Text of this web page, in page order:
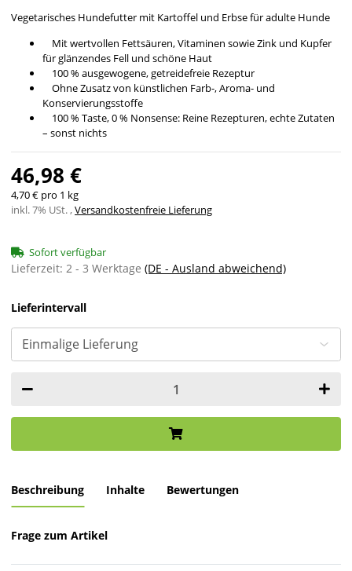
Vegetarisches Hundefutter mit Kartoffel und Erbse für adulte Hunde
Mit wertvollen Fettsäuren, Vitaminen sowie Zink und Kupfer
für glänzendes Fell und schöne Haut
100 % ausgewogene, getreidefreie Rezeptur
Ohne Zusatz von künstlichen Farb-, Aroma- und
Konservierungsstoffe
100 % Taste, 0 % Nonsense: Reine Rezepturen, echte Zutaten
– sonst nichts
46,98 €
4,70 € pro 1 kg
inkl. 7% USt. ,Versandkostenfreie Lieferung
Sofort verfügbar
Lieferzeit: 2 - 3 Werktage (DE - Ausland abweichend)
Lieferintervall
Beschreibung Inhalte Bewertungen
Frage zum Artikel